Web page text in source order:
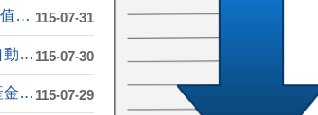
115-07-31
台塑德山加碼投資高雄10億元 石化跨足半導體高值化....
115-07-30
飛傲科技進駐高雄軟體園區 打造台灣機器人產業自動化....
115-07-29
元大銀行亞灣分行嶄新開幕 進駐亞灣 開啟高資產金融....